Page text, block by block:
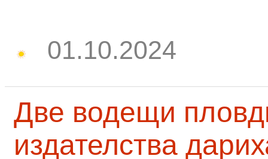
01.10.2024
Две водещи
издателства